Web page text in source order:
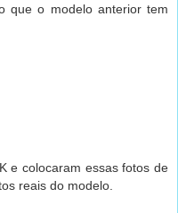
que o modelo anterior tem
e colocaram essas fotos de
reais do modelo.